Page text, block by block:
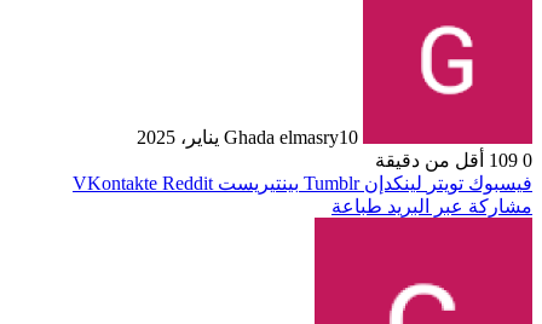
Ghada elmasry10 يناير، 2025
0
أقل من دقيقة
فيسبوك تويتر لينكدإن بينتيريست
مشاركة عبر البريد طباعة